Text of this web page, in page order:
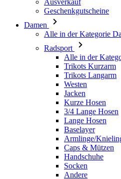
Radsport
Alle in der
Trikots Langarm
Westen
Jacken
Kurze Hosen
3/4 Lange Hosen
Lange Hosen
Baselayer
Armlinge/
Caps & Mützen
Handschuhe
Socken
Andere
Freizeitbekleidung
Alle in der
T-Shirts
Hoodie